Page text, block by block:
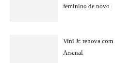
feminino de novo
Vini Jr. renova
Arsenal